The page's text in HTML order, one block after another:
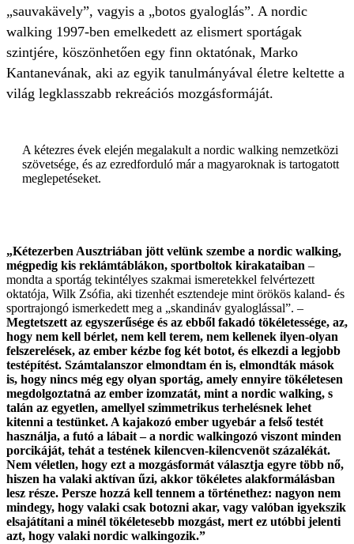
„sauvakävely”, vagyis a „botos gyaloglás”. A nordic
walking 1997-ben emelkedett az elismert sportágak
szintjére, köszönhetően egy finn oktatónak, Marko
Kantanevának, aki az egyik tanulmányával életre keltette a
világ legklasszabb rekreációs mozgásformáját.
A kétezres évek elején megalakult a nordic walking nemzetközi
szövetsége, és az ezredforduló már a magyaroknak is tartogatott
meglepetéseket.
„Kétezerben Ausztriában jött velünk szembe a nordic walking,
mégpedig kis reklámtáblákon, sportboltok kirakataiban –
mondta a sportág tekintélyes szakmai ismeretekkel felvértezett
oktatója, Wilk Zsófia, aki tizenhét esztendeje mint örökös kaland- és
sportrajongó ismerkedett meg a „skandináv gyaloglással”. –
Megtetszett az egyszerűsége és az ebből fakadó tökéletessége, az,
hogy nem kell bérlet, nem kell terem, nem kellenek ilyen-olyan
felszerelések, az ember kézbe fog két botot, és elkezdi a legjobb
testépítést. Számtalanszor elmondtam én is, elmondták mások
is, hogy nincs még egy olyan sportág, amely ennyire tökéletesen
megdolgoztatná az ember izomzatát, mint a nordic walking, s
talán az egyetlen, amellyel szimmetrikus terhelésnek lehet
kitenni a testünket. A kajakozó ember ugyebár a felső testét
használja, a futó a lábait – a nordic walkingozó viszont minden
porcikáját, tehát a testének kilencven-kilencvenöt százalékát.
Nem véletlen, hogy ezt a mozgásformát választja egyre több nő,
hiszen ha valaki aktívan űzi, akkor tökéletes alakformálásban
lesz része. Persze hozzá kell tennem a történethez: nagyon nem
mindegy, hogy valaki csak botozni akar, vagy valóban igyekszik
elsajátítani a minél tökéletesebb mozgást, mert ez utóbbi jelenti
azt, hogy valaki nordic walkingozik.”